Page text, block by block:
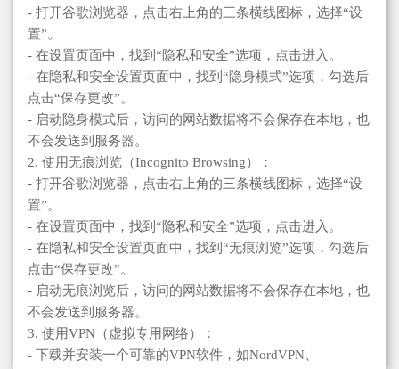
- 打开谷歌浏览器，点击右上角的三条横线图标，选择“设
置”。
- 在设置页面中，找到“隐私和安全”选项，点击进入。
- 在隐私和安全设置页面中，找到“隐身模式”选项，勾选后
点击“保存更改”。
- 启动隐身模式后，访问的网站数据将不会保存在本地，也
不会发送到服务器。
2. 使用无痕浏览（Incognito Browsing）：
- 打开谷歌浏览器，点击右上角的三条横线图标，选择“设
置”。
- 在设置页面中，找到“隐私和安全”选项，点击进入。
- 在隐私和安全设置页面中，找到“无痕浏览”选项，勾选后
点击“保存更改”。
- 启动无痕浏览后，访问的网站数据将不会保存在本地，也
不会发送到服务器。
3. 使用VPN（虚拟专用网络）：
- 下载并安装一个可靠的VPN软件，如NordVPN、